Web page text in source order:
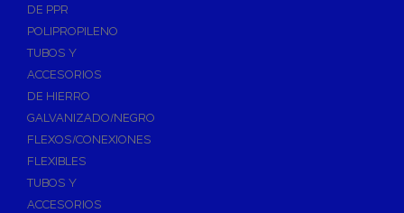
DE PPR
POLIPROPILENO
TUBOS Y
ACCESORIOS
DE HIERRO
GALVANIZADO/NEGRO
FLEXOS/CONEXIONES
FLEXIBLES
TUBOS Y
ACCESORIOS